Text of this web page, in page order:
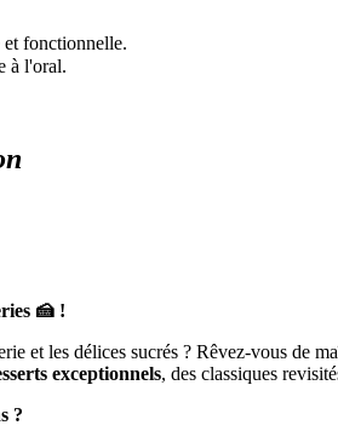
et fonctionnelle.
à l'oral.
🍰 !
et les délices sucrés ? Rêvez-vous de
exceptionnels, des classiques
?